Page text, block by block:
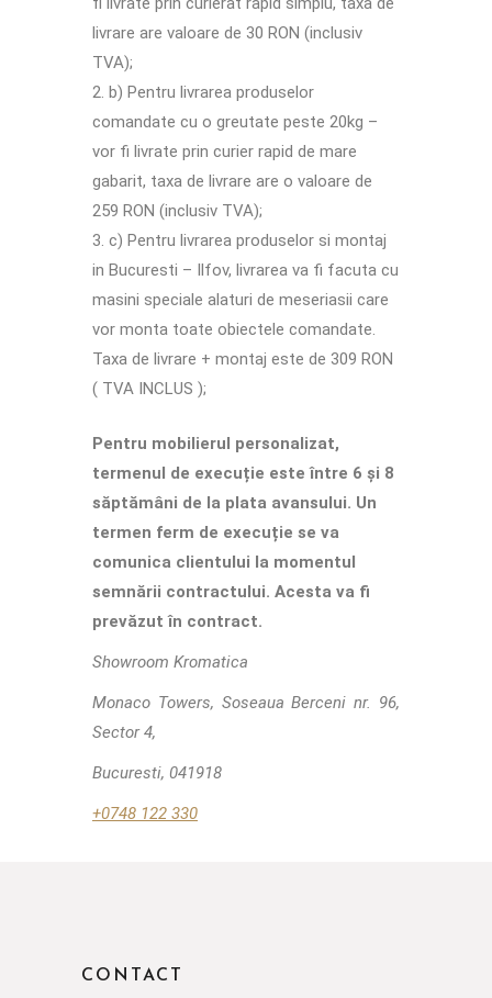
livrare are valoare de 30 RON (inclusiv
TVA);
b) Pentru livrarea produselor
comandate cu o greutate peste 20kg –
vor fi livrate prin curier rapid de mare
gabarit, taxa de livrare are o valoare de
259 RON (inclusiv TVA);
c) Pentru livrarea produselor si montaj
in Bucuresti – Ilfov, livrarea va fi facuta cu
masini speciale alaturi de meseriasii care
vor monta toate obiectele comandate.
Taxa de livrare + montaj este de 309 RON
( TVA INCLUS );
Pentru mobilierul personalizat,
termenul de execuție este între 6 și 8
săptămâni de la plata avansului. Un
termen ferm de execuție se va
comunica clientului la momentul
semnării contractului. Acesta va fi
prevăzut în contract.
Showroom Kromatica
Monaco Towers, Soseaua Berceni nr. 96,
Sector 4,
Bucuresti, 041918
+0748 122 330
CONTACT